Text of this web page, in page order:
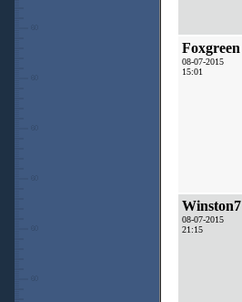
Foxgreen
08-07-2015
15:01
Winston7
08-07-2015
21:15